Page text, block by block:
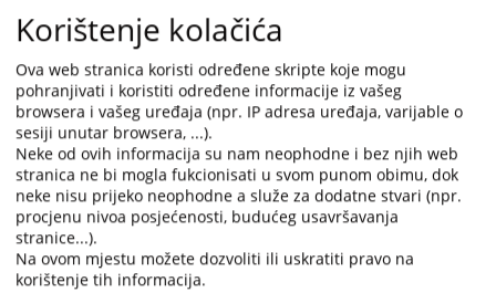
Korištenje kolačića
Ova web stranica koristi određene skripte koje mogu
pohranjivati i koristiti određene informacije iz vašeg
browsera i vašeg uređaja (npr. IP adresa uređaja, varijable o
sesiji unutar browsera, ...).
Neke od ovih informacija su nam neophodne i bez njih web
stranica ne bi mogla fukcionisati u svom punom obimu, dok
neke nisu prijeko neophodne a služe za dodatne stvari (npr.
procjenu nivoa posjećenosti, budućeg usavršavanja
stranice...).
Na ovom mjestu možete dozvoliti ili uskratiti pravo na
korištenje tih informacija.